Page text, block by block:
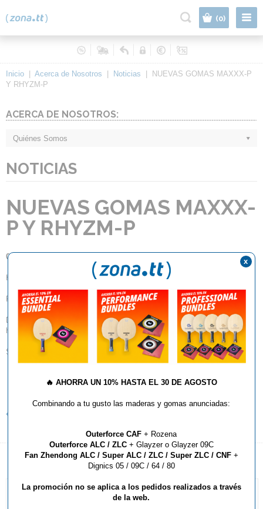
(0)
Inicio Acerca de Nosotros Noticias
NUEVAS GOMAS MAXXX-P
Y RHYZM-P
ACERCA DE NOSOTROS:
Quiénes Somos
NOTICIAS
NUEVAS GOMAS MAXXX-
P Y RHYZM-P
08.08.2014
Hello!
P igual a Precisión, P igual a Profesional, P igual a Poly-ball!
Disponibles desde hoy 8 de Agosto a través de nuestros canales
habituales;
Saludos
MÁS INFORMACIÓN
🔥 AHORRA UN 10% HASTA EL 30 DE AGOSTO
Combinando a tu gusto las maderas y gomas anunciadas:
Outerforce CAF + Rozena
Outerforce ALC / ZLC+ Glayzer o Glayzer 09C
Fan Zhendong ALC / Super ALC / ZLC / Super ZLC / CNF+
Dignics 05 / 09C / 64 / 80
La promoción no se aplica a los pedidos realizados a través
de la web.
x